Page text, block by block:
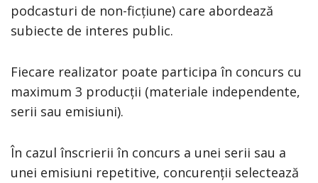
podcasturi de non-ficțiune) care abordează
subiecte de interes public.
Fiecare realizator poate participa în concurs cu
maximum 3 producții (materiale independente,
serii sau emisiuni).
În cazul înscrierii în concurs a unei serii sau a
unei emisiuni repetitive, concurenții selectează